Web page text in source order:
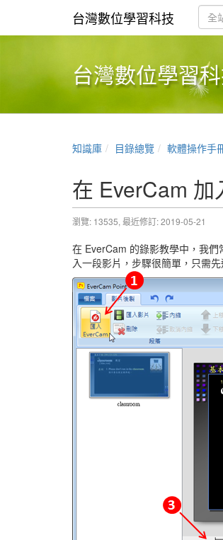
台灣數位學習科技
台灣數位學習
知識庫 目錄總覽 軟體操作手
在 EverCam 加
瀏覽: 13535, 最近修訂: 2019-05-21
在 EverCam 的錄影教學中，我
入一段影片，步驟很簡單，只需